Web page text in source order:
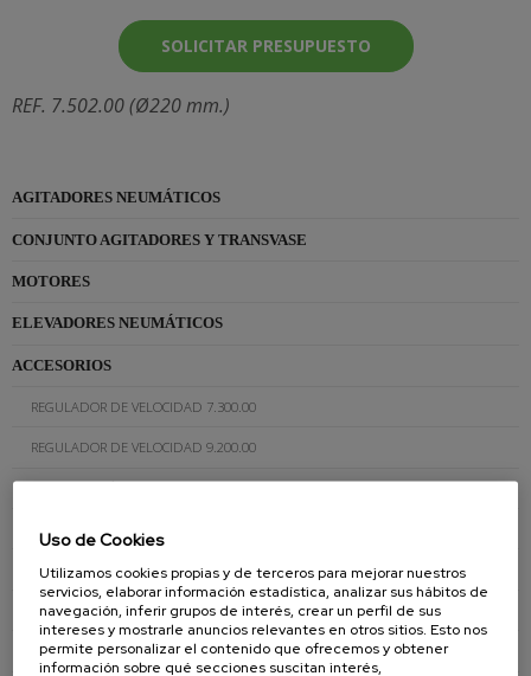
SOLICITAR PRESUPUESTO
REF. 7.502.00 (Ø220 mm.)
AGITADORES NEUMÁTICOS
CONJUNTO AGITADORES Y TRANSVASE
MOTORES
ELEVADORES NEUMÁTICOS
ACCESORIOS
REGULADOR DE VELOCIDAD 7.300.00
REGULADOR DE VELOCIDAD 9.200.00
AMARRE BIDÓN 7.800.00
PALETA 7.112.00
PALETA 7.113.00
MANGOS CAB.016
Uso de Cookies
Utilizamos cookies propias y de terceros para mejorar nuestros
servicios, elaborar información estadística, analizar sus hábitos de
navegación, inferir grupos de interés, crear un perfil de sus
intereses y mostrarle anuncios relevantes en otros sitios. Esto nos
permite personalizar el contenido que ofrecemos y obtener
información sobre qué secciones suscitan interés,